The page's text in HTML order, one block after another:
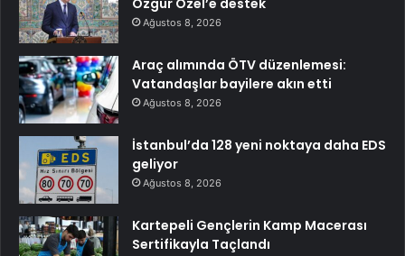
Özgür Özel’e destek
Ağustos 8, 2026
Araç alımında ÖTV düzenlemesi:
Vatandaşlar bayilere akın etti
Ağustos 8, 2026
İstanbul’da 128 yeni noktaya daha EDS
geliyor
Ağustos 8, 2026
Kartepeli Gençlerin Kamp Macerası
Sertifikayla Taçlandı